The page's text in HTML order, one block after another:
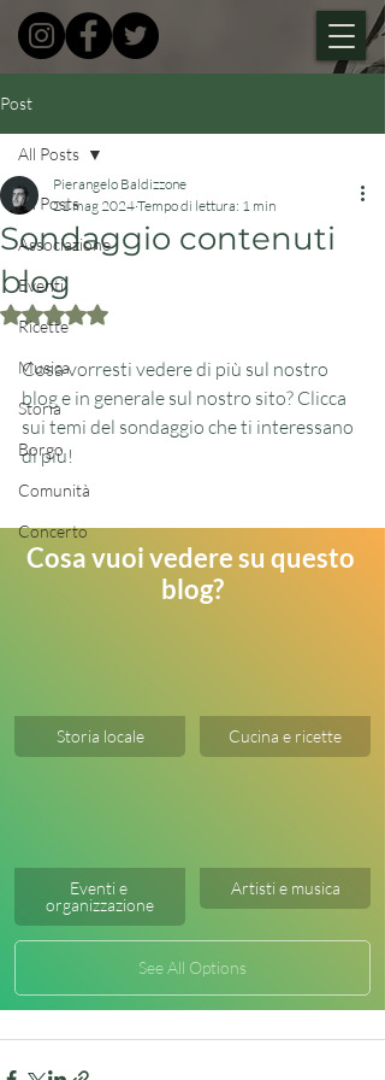
Post
All Posts
Associazione
Eventi
Ricette
Musica
Storia
Borgo
Comunità
Concerto
All Posts
Sondaggio contenuti
blog
Pierangelo Baldizzone
21 mag 2024Tempo di lettura: 1 min
Valutazione NaN stelle su 5.
Cosa vorresti vedere di più sul nostro
blog e in generale sul nostro sito? Clicca
sui temi del sondaggio che ti interessano
di più!
Cosa vuoi vedere su questo
blog?
Storia locale Cucina e ricette
Eventi e
organizzazione
Artisti e musica
See All Options